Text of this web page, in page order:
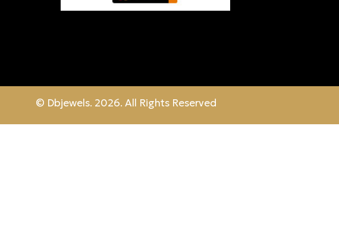
© Dbjewels. 2026. All Rights Reserved